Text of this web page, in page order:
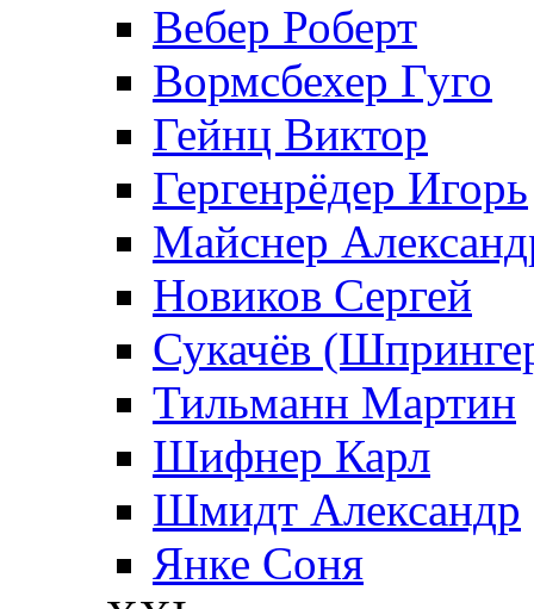
Вебер Роберт
Вормсбехер Гуго
Гейнц Виктор
Гергенрёдер Игорь
Майснер
Новиков Сергей
Сукачёв
Тильманн Мартин
Шифнер Карл
Шмидт Александр
Янке Соня